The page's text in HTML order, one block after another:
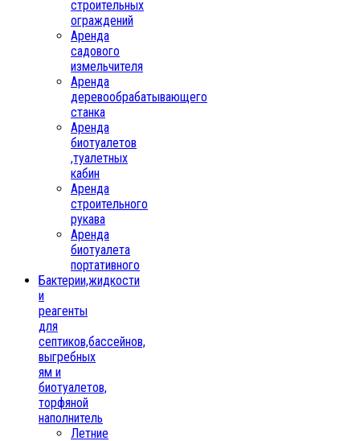
строительных
ограждений
Аренда
садового
измельчителя
Аренда
деревообрабатывающего
станка
Аренда
биотуалетов
,туалетных
кабин
Аренда
строительного
рукава
Аренда
биотуалета
портативного
Бактерии,жидкости
и
реагенты
для
септиков,бассейнов,
выгребных
ям и
биотуалетов,
торфяной
наполнитель
Летние